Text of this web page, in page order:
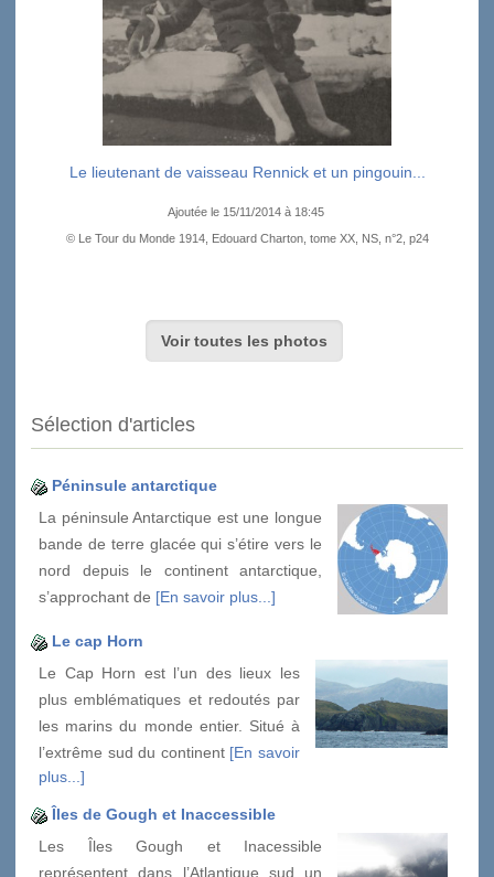
Le lieutenant de vaisseau Rennick et un pingouin...
Ajoutée le 15/11/2014 à 18:45
© Le Tour du Monde 1914, Edouard Charton, tome XX, NS, n°2, p24
Voir toutes les photos
Sélection d'articles
Péninsule antarctique
La péninsule Antarctique est une longue
bande de terre glacée qui s’étire vers le
nord depuis le continent antarctique,
s’approchant de [En savoir plus...]
Le cap Horn
Le Cap Horn est l’un des lieux les
plus emblématiques et redoutés par
les marins du monde entier. Situé à
l’extrême sud du continent [En savoir
plus...]
Îles de Gough et Inaccessible
Les Îles Gough et Inacessible
représentent dans l’Atlantique sud un